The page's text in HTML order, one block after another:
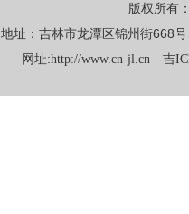
版权所有
地址：吉林市龙潭区锦州街
网址:http://www.cn-jl.cn 吉